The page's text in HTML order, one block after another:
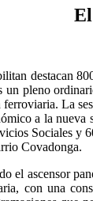
destacan
un pleno
La
a la
Sociales y
Covadonga.
el ascensor
con una